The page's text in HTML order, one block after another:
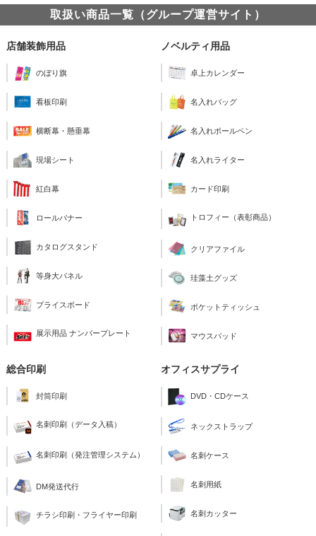
取扱い商品一覧（グループ運営サイト）
店舗装飾用品
のぼり旗
看板印刷
横断幕・懸垂幕
現場シート
紅白幕
ロールバナー
カタログスタンド
等身大パネル
プライスボード
展示用品 ナンバープレート
ノベルティ用品
卓上カレンダー
名入れバッグ
名入れボールペン
名入れライター
カード印刷
トロフィー（表彰商品）
クリアファイル
珪藻土グッズ
ポケットティッシュ
マウスパッド
総合印刷
封筒印刷
名刺印刷（データ入稿）
名刺印刷（発注管理システム）
DM発送代行
チラシ印刷・フライヤー印刷
オフィスサプライ
DVD・CDケース
ネックストラップ
名刺ケース
名刺用紙
名刺カッター